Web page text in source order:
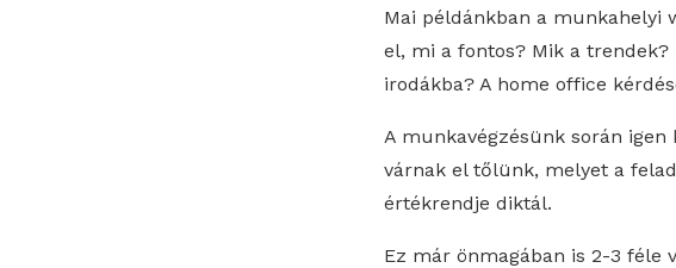
Mai példánkban a munkahelyi
el, mi a fontos? Mik a
irodákba? A home office
A munkavégzésünk során
várnak el tőlünk, melyet a
értékrendje diktál.
Ez már önmagában is 2-3 féle